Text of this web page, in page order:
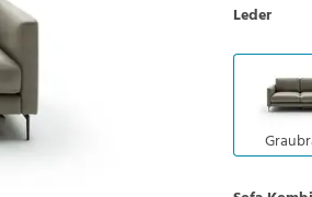
Leder